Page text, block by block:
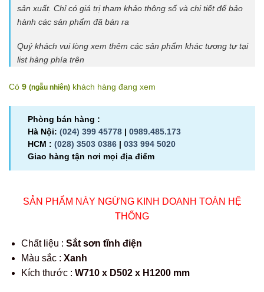
sản xuất. Chỉ có giá trị tham khảo thông số và chi tiết để bảo
hành các sản phẩm đã bán ra
Quý khách vui lòng xem thêm các sản phẩm khác tương tự tại
list hàng phía trên
Có 9 (ngẫu nhiên) khách hàng đang xem
Phòng bán hàng :
Hà Nội: (024) 399 45778 | 0989.485.173
HCM : (028) 3503 0386 | 033 994 5020
Giao hàng tận nơi mọi địa điểm
SẢN PHẨM NÀY NGỪNG KINH DOANH TOÀN HỆ
THỐNG
Chất liệu : Sắt sơn tĩnh điện
Màu sắc : Xanh
Kích thước : W710 x D502 x H1200 mm